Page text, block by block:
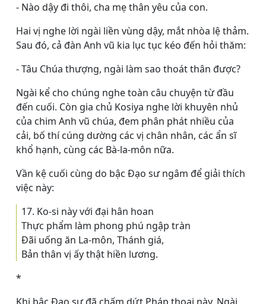
- Nào dậy đi thôi, cha mẹ thân yêu của con.
Hai vị nghe lời ngài liền vùng dậy, mắt nhòa lệ thảm.
Sau đó, cả đàn Anh vũ kia lục tục kéo đến hỏi thăm:
- Tâu Chúa thượng, ngài làm sao thoát thân được?
Ngài kể cho chúng nghe toàn câu chuyện từ đầu
đến cuối. Còn gia chủ Kosiya nghe lời khuyên nhủ
của chim Anh vũ chúa, đem phân phát nhiều của
cải, bố thí cúng dường các vị chân nhân, các ẩn sĩ
khổ hạnh, cùng các Bà-la-môn nữa.
Vần kệ cuối cùng do bậc Ðạo sư ngâm để giải thích
việc này:
17. Ko-si này với đại hân hoan
Thực phẩm làm phong phú ngập tràn
Ðãi uống ăn La-môn, Thánh giá,
Bản thân vị ấy thật hiền lương.
*